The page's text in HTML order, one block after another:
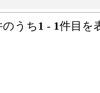
のうち1 - 1件目を